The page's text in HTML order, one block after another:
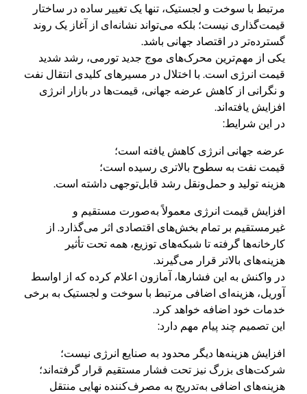
مرتبط با سوخت و لجستیک، تنها یک تغییر ساده در ساختار
قیمت‌گذاری نیست؛ بلکه می‌تواند نشانه‌ای از آغاز یک روند
گسترده‌تر در اقتصاد جهانی باشد.
یکی از مهم‌ترین محرک‌های موج جدید تورمی، رشد شدید
قیمت انرژی است. با اختلال در مسیرهای کلیدی انتقال نفت
و نگرانی از کاهش عرضه جهانی، قیمت‌ها در بازار انرژی
افزایش یافته‌اند.
در این شرایط:
عرضه جهانی انرژی کاهش یافته است؛
قیمت نفت به سطوح بالاتری رسیده است؛
هزینه تولید و حمل‌ونقل رشد قابل‌توجهی داشته است.
افزایش قیمت انرژی معمولاً به‌صورت مستقیم و
غیرمستقیم بر تمام بخش‌های اقتصادی اثر می‌گذارد. از
کارخانه‌ها گرفته تا شبکه‌های توزیع، همه تحت تأثیر
هزینه‌های بالاتر قرار می‌گیرند.
در واکنش به این فشارها، آمازون اعلام کرده که از اواسط
آوریل، هزینه‌ای اضافی مرتبط با سوخت و لجستیک به برخی
خدمات خود اضافه خواهد کرد.
این تصمیم چند پیام مهم دارد:
افزایش هزینه‌ها دیگر محدود به صنایع انرژی نیست؛
شرکت‌های بزرگ نیز تحت فشار مستقیم قرار گرفته‌اند؛
هزینه‌های اضافی به‌تدریج به مصرف‌کننده نهایی منتقل